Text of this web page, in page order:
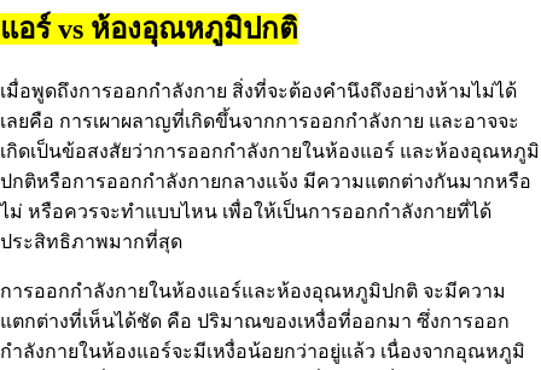
แอร์ vs ห้องอุณหภูมิปกติ
เมื่อพูดถึงการออกกำลังกาย สิ่งที่จะต้องคำนึงถึงอย่างห้ามไม่ได้
เลยคือ การเผาผลาญที่เกิดขึ้นจากการออกกำลังกาย และอาจจะ
เกิดเป็นข้อสงสัยว่าการออกกำลังกายในห้องแอร์ และห้องอุณหภูมิ
ปกติหรือการออกกำลังกายกลางแจ้ง มีความแตกต่างกันมากหรือ
ไม่ หรือควรจะทำแบบไหน เพื่อให้เป็นการออกกำลังกายที่ได้
ประสิทธิภาพมากที่สุด
การออกกำลังกายในห้องแอร์และห้องอุณหภูมิปกติ จะมีความ
แตกต่างที่เห็นได้ชัด คือ ปริมาณของเหงื่อที่ออกมา ซึ่งการออก
กำลังกายในห้องแอร์จะมีเหงื่อน้อยกว่าอยู่แล้ว เนื่องจากอุณหภูมิ